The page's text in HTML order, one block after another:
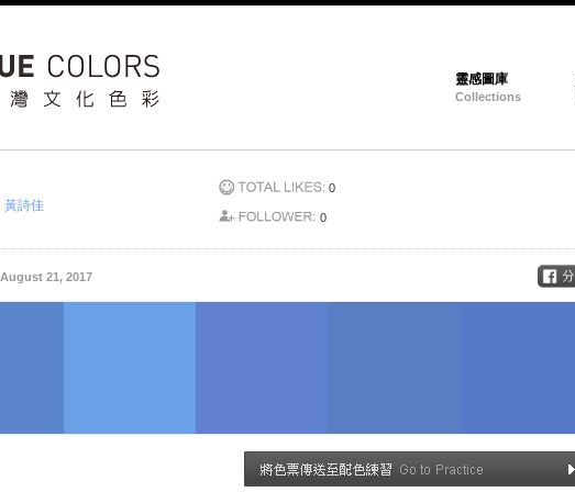
靈感圖庫
Collections
黃詩佳
0
0
August 21, 2017